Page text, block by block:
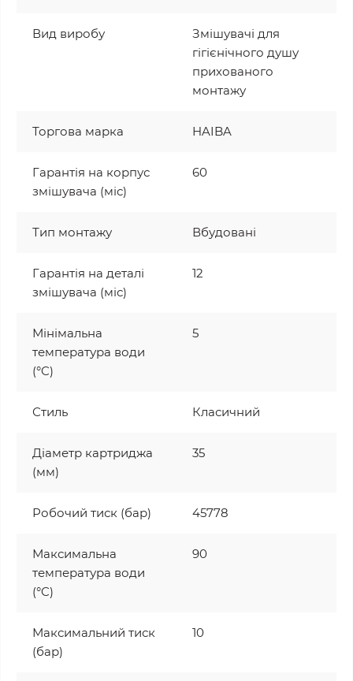
Вид виробу
Змішувачі для
гігієнічного душу
прихованого
монтажу
Торгова марка HAIBA
Гарантія на корпус
змішувача (міс)
60
Тип монтажу Вбудовані
Гарантія на деталі
змішувача (міс)
12
Мінімальна
температура води
(°C)
5
Стиль Класичний
Діаметр картриджа
(мм)
35
Робочий тиск (бар) 45778
Максимальна
температура води
(°C)
90
Максимальний тиск
(бар)
10